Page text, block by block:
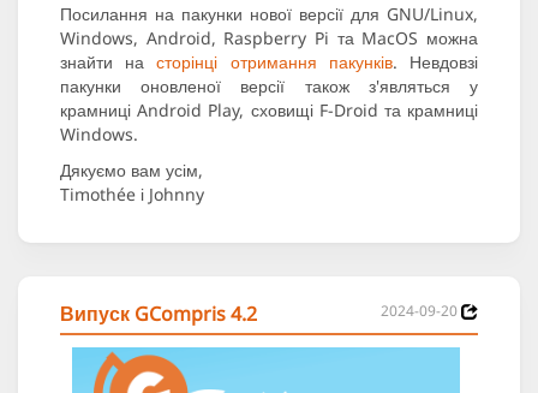
Посилання на пакунки нової версії для GNU/Linux,
Windows, Android, Raspberry Pi та MacOS можна
знайти насторінці отримання пакунків. Невдовзі
пакунки оновленої версії також з'являться у
крамниці Android Play, сховищі F-Droid та крамниці
Windows.
Дякуємо вам усім,
Timothée і Johnny
Випуск GCompris 4.2 2024-09-20